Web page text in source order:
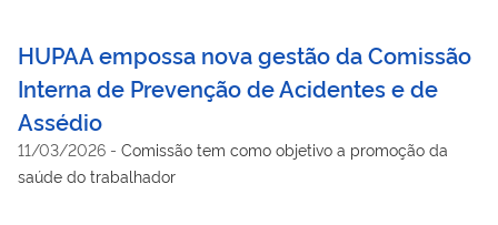
HUPAA empossa nova gestão da Comissão
Interna de Prevenção de Acidentes e de
Assédio
11/03/2026 - Comissão tem como objetivo a promoção da
saúde do trabalhador